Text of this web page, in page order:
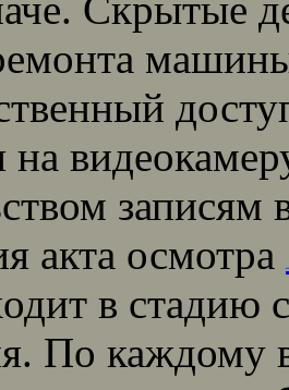
на
акта осмотра
в стадию
По каждому